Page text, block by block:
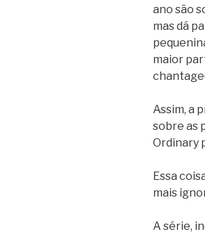
ano são
mas dá
maior
Assim, a
sobre as
Ordinary
Essa
mais
A série,